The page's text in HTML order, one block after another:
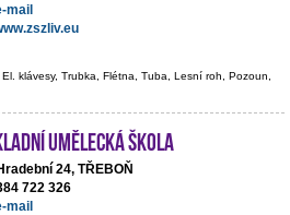
mail
klávesy, Trubka, Flétna, Tuba, Lesní roh, Pozoun,
umělecká škola
24, TŘEBOŇ
722 326
mail